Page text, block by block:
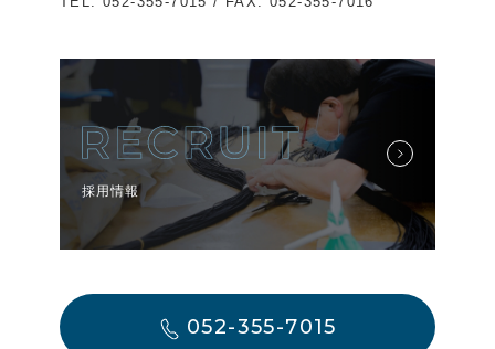
採用情報
052-355-7015